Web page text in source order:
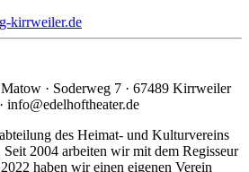
kirrweiler.de
· Soderweg 7 · 67489 Kirrweiler
info@edelhoftheater.de
des Heimat- und Kulturvereins
2004 arbeiten wir mit dem Regisseur
haben wir einen eigenen Verein